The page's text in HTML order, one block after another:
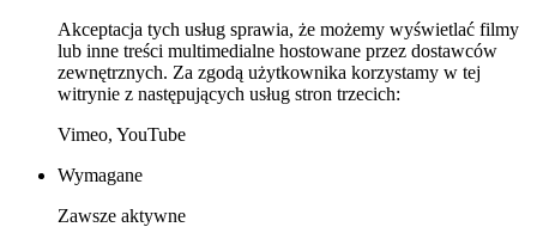
Akceptacja tych usług sprawia, że możemy wyświetlać filmy
lub inne treści multimedialne hostowane przez dostawców
zewnętrznych. Za zgodą użytkownika korzystamy w tej
witrynie z następujących usług stron trzecich:
Vimeo, YouTube
Wymagane
Zawsze aktywne